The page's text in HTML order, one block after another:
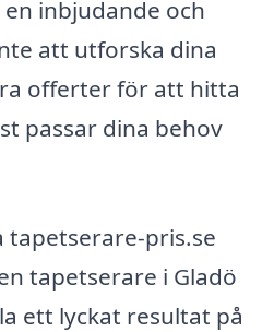
inbjudande och
att utforska dina
offerter för att hitta
passar dina behov
tapetserare-pris.se
tapetserare i Gladö
ett lyckat resultat på